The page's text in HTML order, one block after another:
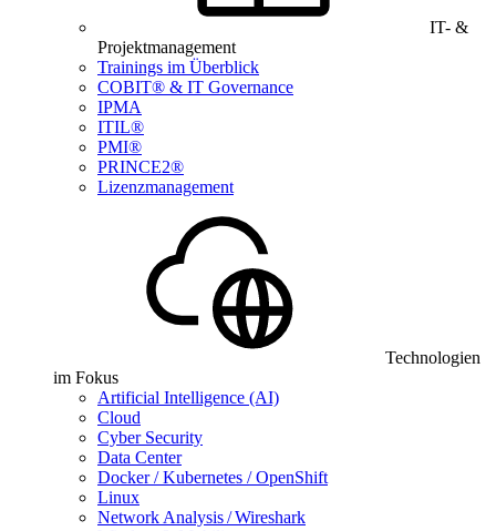
IT- &
Projektmanagement
Trainings im Überblick
COBIT® & IT Governance
IPMA
ITIL®
PMI®
PRINCE2®
Lizenzmanagement
Technologien
im Fokus
Artificial Intelligence (AI)
Cloud
Cyber Security
Data Center
Docker / Kubernetes / OpenShift
Linux
Network Analysis / Wireshark